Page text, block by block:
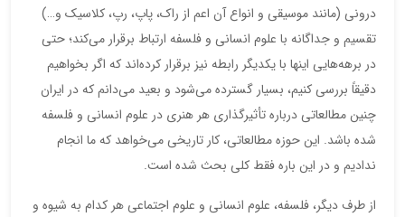
درونی (مانند موسیقی و انواع آن اعم از راک، پاپ، رپ، کلاسیک و…)
تقسیم و جداگانه با علوم انسانی و فلسفه ارتباط برقرار می‌کند؛ حتی
در برهه‌هایی اینها با یکدیگر رابطه نیز برقرار کرده‌اند که اگر بخواهیم
دقیقاً بررسی کنیم، بسیار گسترده می‌شود و بعید می‌دانم که در ایران
چنین مطالعاتی درباره تأثیرگذاری هر هنری در علوم انسانی و فلسفه
شده باشد. این حوزه مطالعاتی، کار تاریخی می‌خواهد که ما انجام
ندادیم و در این باره فقط کلی بحث شده است.
از طرف دیگر، فلسفه، علوم انسانی و علوم اجتماعی هر کدام به شیوه و